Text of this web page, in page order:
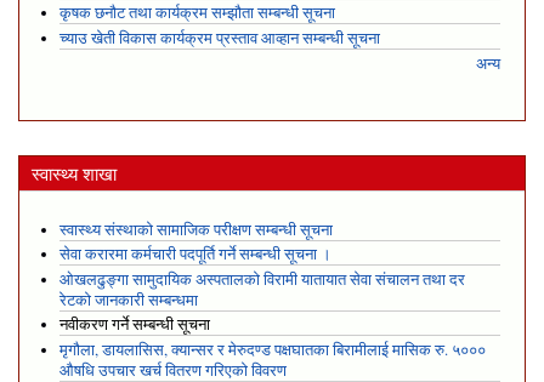
कृषक छनौट तथा कार्यक्रम सम्झौता सम्बन्धी सूचना
च्याउ खेती विकास कार्यक्रम प्रस्ताव आव्हान सम्बन्धी सूचना
अन्य
स्वास्थ्य शाखा
स्वास्थ्य संस्थाको सामाजिक परीक्षण सम्बन्धी सूचना
सेवा करारमा कर्मचारी पदपूर्ति गर्ने सम्बन्धी सूचना ।
ओखलढुङ्गा सामुदायिक अस्पतालको विरामी यातायात सेवा संचालन तथा दर
रेटको जानकारी सम्बन्धमा
नवीकरण गर्ने सम्बन्धी सूचना
मृगौला, डायलासिस, क्यान्सर र मेरुदण्ड पक्षघातका बिरामीलाई मासिक रु. ५०००
औषधि उपचार खर्च वितरण गरिएको विवरण